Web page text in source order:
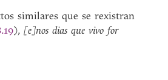
similares que se rexistran
), [e]nos dias que vivo for